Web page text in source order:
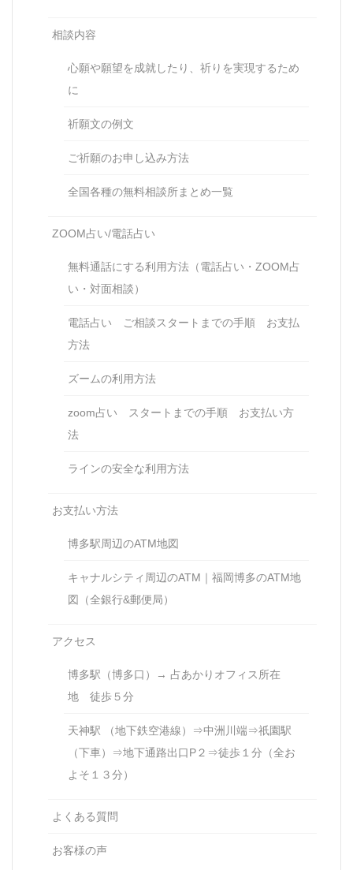
相談内容
心願や願望を成就したり、祈りを実現するため
に
祈願文の例文
ご祈願のお申し込み方法
全国各種の無料相談所まとめ一覧
ZOOM占い/電話占い
無料通話にする利用方法（電話占い・ZOOM占
い・対面相談）
電話占い ご相談スタートまでの手順 お支払
方法
ズームの利用方法
zoom占い スタートまでの手順 お支払い方
法
ラインの安全な利用方法
お支払い方法
博多駅周辺のATM地図
キャナルシティ周辺のATM｜福岡博多のATM地
図（全銀行&郵便局）
アクセス
博多駅（博多口）→ 占あかりオフィス所在
地 徒歩５分
天神駅 （地下鉄空港線）⇒中洲川端⇒祇園駅
（下車）⇒地下通路出口P２⇒徒歩１分（全お
よそ１３分）
よくある質問
お客様の声